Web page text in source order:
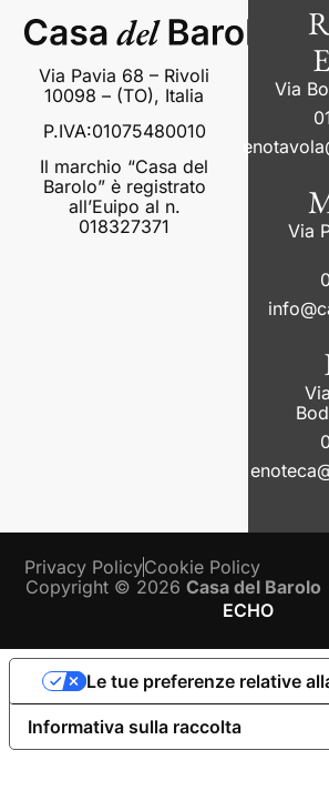
Via Pavia 68 – Rivoli
10098 – (TO), Italia
P.IVA:01075480010
Il marchio “Casa del
Barolo” è registrato
all’Euipo al n.
018327371
Via
Via
Copyright © 2026Casa del Barolo
ECHO
Privacy PolicyCookie Policy
Informativa sulla raccolta
Le tue preferenze relative